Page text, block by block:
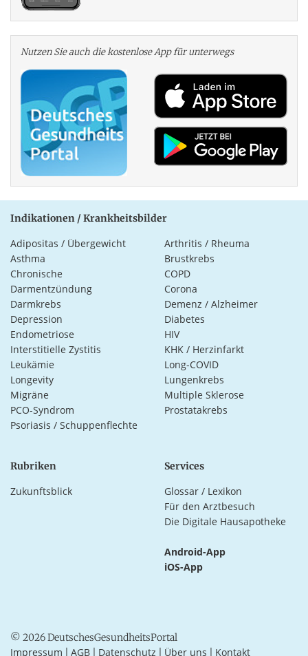
Nutzen Sie auch die kosten­lose App für unterwegs
Indikationen / Krankheitsbilder
Adipositas / Übergewicht
Arthritis / Rheuma
Asthma
Brustkrebs
Chronische
Darmentzündung
COPD
Corona
Darmkrebs
Demenz / Alzheimer
Depression
Diabetes
Endometriose
HIV
Interstitielle Zystitis
KHK / Herzinfarkt
Leukämie
Long-COVID
Longevity
Lungenkrebs
Migräne
Multiple Sklerose
PCO-Syndrom
Prostatakrebs
Psoriasis / Schuppenflechte
Rubriken
Zukunftsblick
Services
Glossar / Lexikon
Für den Arztbesuch
Die Digitale Hausapotheke
Android-App
iOS-App
© 2026 DeutschesGesundheitsPortal
Impressum AGB Datenschutz Über uns Kontakt